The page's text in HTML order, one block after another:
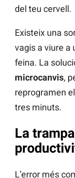
del teu cervell.
Existeix una
vagis a viure a
feina. La
microcanvis,
reprogramen
tres minuts.
La
L’error més